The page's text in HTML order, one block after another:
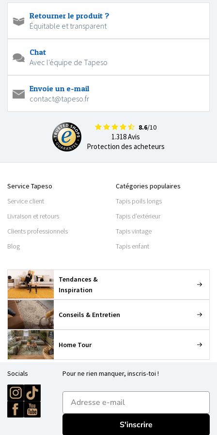
Retourner le produit ?
Équitable et transparent
Chat
Avec l'équipe de Tapeso
Envoie un e-mail
contact@tapeso.fr
8.6/10
1.318 Avis
Protection des acheteurs
Service Tapeso
Service client
Livraison et retours
Clients professionnels
Blog
Catégories populaires
Tapis poils longs
Tapis d’extérieur
Tapis vintage
Tapis enfant
Tendances &
Inspiration
Conseils & Entretien
Home Tour
Socials Pour ne rien manquer, inscris-toi !
E-mailadres
S'inscrire